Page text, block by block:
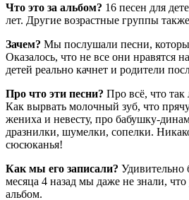
Что это за альбом? 16 песен для
лет. Другие возрастные группы
Зачем? Мы послушали песни,
Оказалось, что не все они нравятся
детей реально качнет и родители
Про что эти песни? Про всё, что
Как вырвать молочный зуб, что
жениха и невесту, про бабушку-
дразнилки, шумелки, сопелки.
сюсюканья!
Как мы его записали? Удивительно
месяца 4 назад мы даже не знали, что
альбом.